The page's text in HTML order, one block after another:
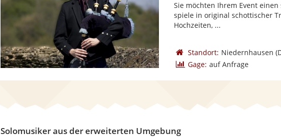
Sie möchten Ihrem Event
spiele in original schottischer
Hochzeiten, ...
Standort: Niedernhausen
Gage: auf Anfrage
Solomusiker aus der erweiterten Umgebung